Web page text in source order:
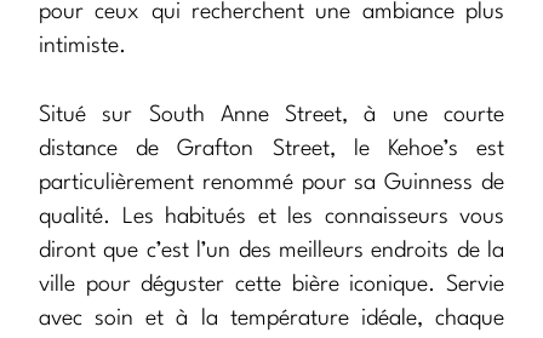
pour ceux qui recherchent une ambiance plus
intimiste.
Situé sur South Anne Street, à une courte
distance de Grafton Street, le Kehoe’s est
particulièrement renommé pour sa Guinness de
qualité. Les habitués et les connaisseurs vous
diront que c’est l’un des meilleurs endroits de la
ville pour déguster cette bière iconique. Servie
avec soin et à la température idéale, chaque